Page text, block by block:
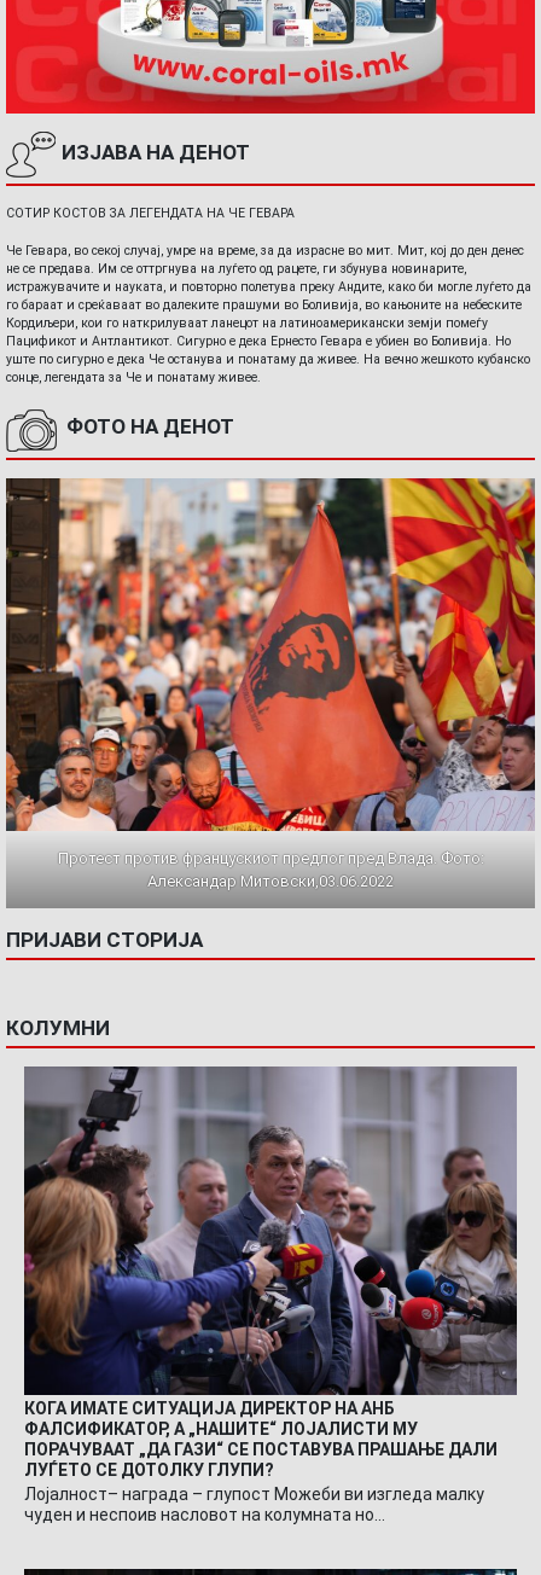
ИЗЈАВА НА ДЕНОТ
СОТИР КОСТОВ ЗА ЛЕГЕНДАТА НА ЧЕ ГЕВАРА
Че Гевара, во секој случај, умре на време, за да израсне во мит. Мит, кој до ден денес
не се предава. Им се оттргнува на луѓето од рацете, ги збунува новинарите,
истражувачите и науката, и повторно полетува преку Андите, како би могле луѓето да
го бараат и среќаваат во далеките прашуми во Боливија, во кањоните на небеските
Кордиљери, кои го наткрилуваат ланецот на латиноамерикански земји помеѓу
Пацификот и Антлантикот. Сигурно е дека Ернесто Гевара е убиен во Боливија. Но
уште по сигурно е дека Че останува и понатаму да живее. На вечно жешкото кубанско
сонце, легендата за Че и понатаму живее.
ФОТО НА ДЕНОТ
Протест против францускиот предлог пред Влада. Фото:
Александар Митовски,03.06.2022
ПРИЈАВИ СТОРИЈА
КОЛУМНИ
КОГА ИМАТЕ СИТУАЦИЈА ДИРЕКТОР НА АНБ
ФАЛСИФИКАТОР, А „НАШИТЕ“ ЛОЈАЛИСТИ МУ
ПОРАЧУВААТ „ДА ГАЗИ“ СЕ ПОСТАВУВА ПРАШАЊЕ ДАЛИ
ЛУЃЕТО СЕ ДОТОЛКУ ГЛУПИ?
Лојалност– награда – глупост Можеби ви изгледа малку
чуден и неспоив насловот на колумната но…